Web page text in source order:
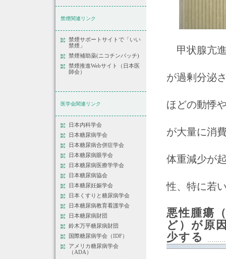
禁煙関連リンク
禁煙サポートサイトで「いい
禁煙」
禁煙補助薬(ニコチンパッチ)
禁煙推進Webサイト（日本医
師会）
医学会関連リンク
日本内科学会
日本糖尿病学会
日本糖尿病合併症学会
日本糖尿病眼学会
日本糖尿病医療学学会
日本糖尿病協会
日本糖尿妊娠学会
日本くすりと糖尿病学会
日本糖尿病教育看護学会
日本糖尿病財団
鈴木万平糖尿病財団
国際糖尿病学会（IDF）
アメリカ糖尿病学会
（ADA）
甲状腺亢
が過剰分泌
ほどの動悸
が大量に消
体重減少が
性、特に若
悪性腫瘍
ど）が原
少する